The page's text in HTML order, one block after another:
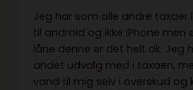
Jeg har som alle andre taxaer
til android og ikke iPhone men
låne denne er det helt ok. Jeg
andet udvalg med i taxaen,
vand til mig selv i overskud